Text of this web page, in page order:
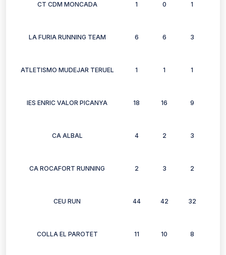
CT CDM MONCADA 1 0 1
LA FURIA RUNNING TEAM 6 6 3
ATLETISMO MUDEJAR TERUEL 1 1 1
IES ENRIC VALOR PICANYA 18 16 9
CA ALBAL 4 2 3
CA ROCAFORT RUNNING 2 3 2
CEU RUN 44 42 32
COLLA EL PAROTET 11 10 8